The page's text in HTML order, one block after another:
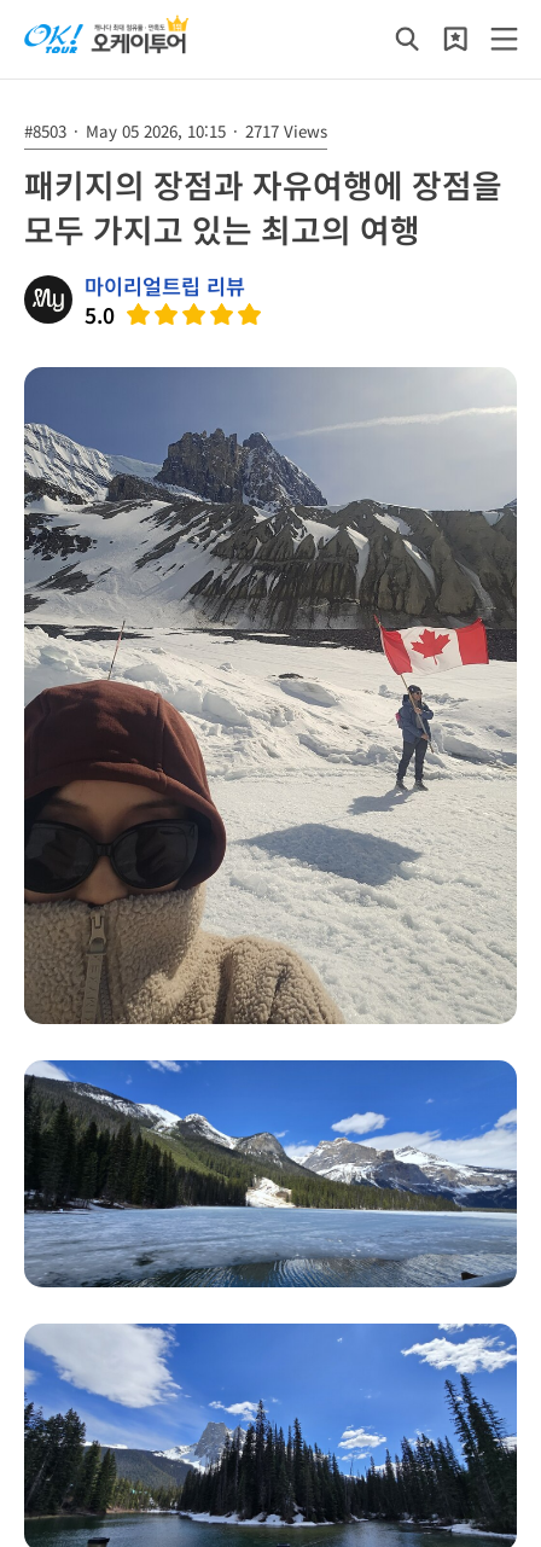
#8503 · May 05 2026, 10:15 · 2717 Views
패키지의 장점과 자유여행에 장점을
모두 가지고 있는 최고의 여행
마이리얼트립 리뷰
5.0